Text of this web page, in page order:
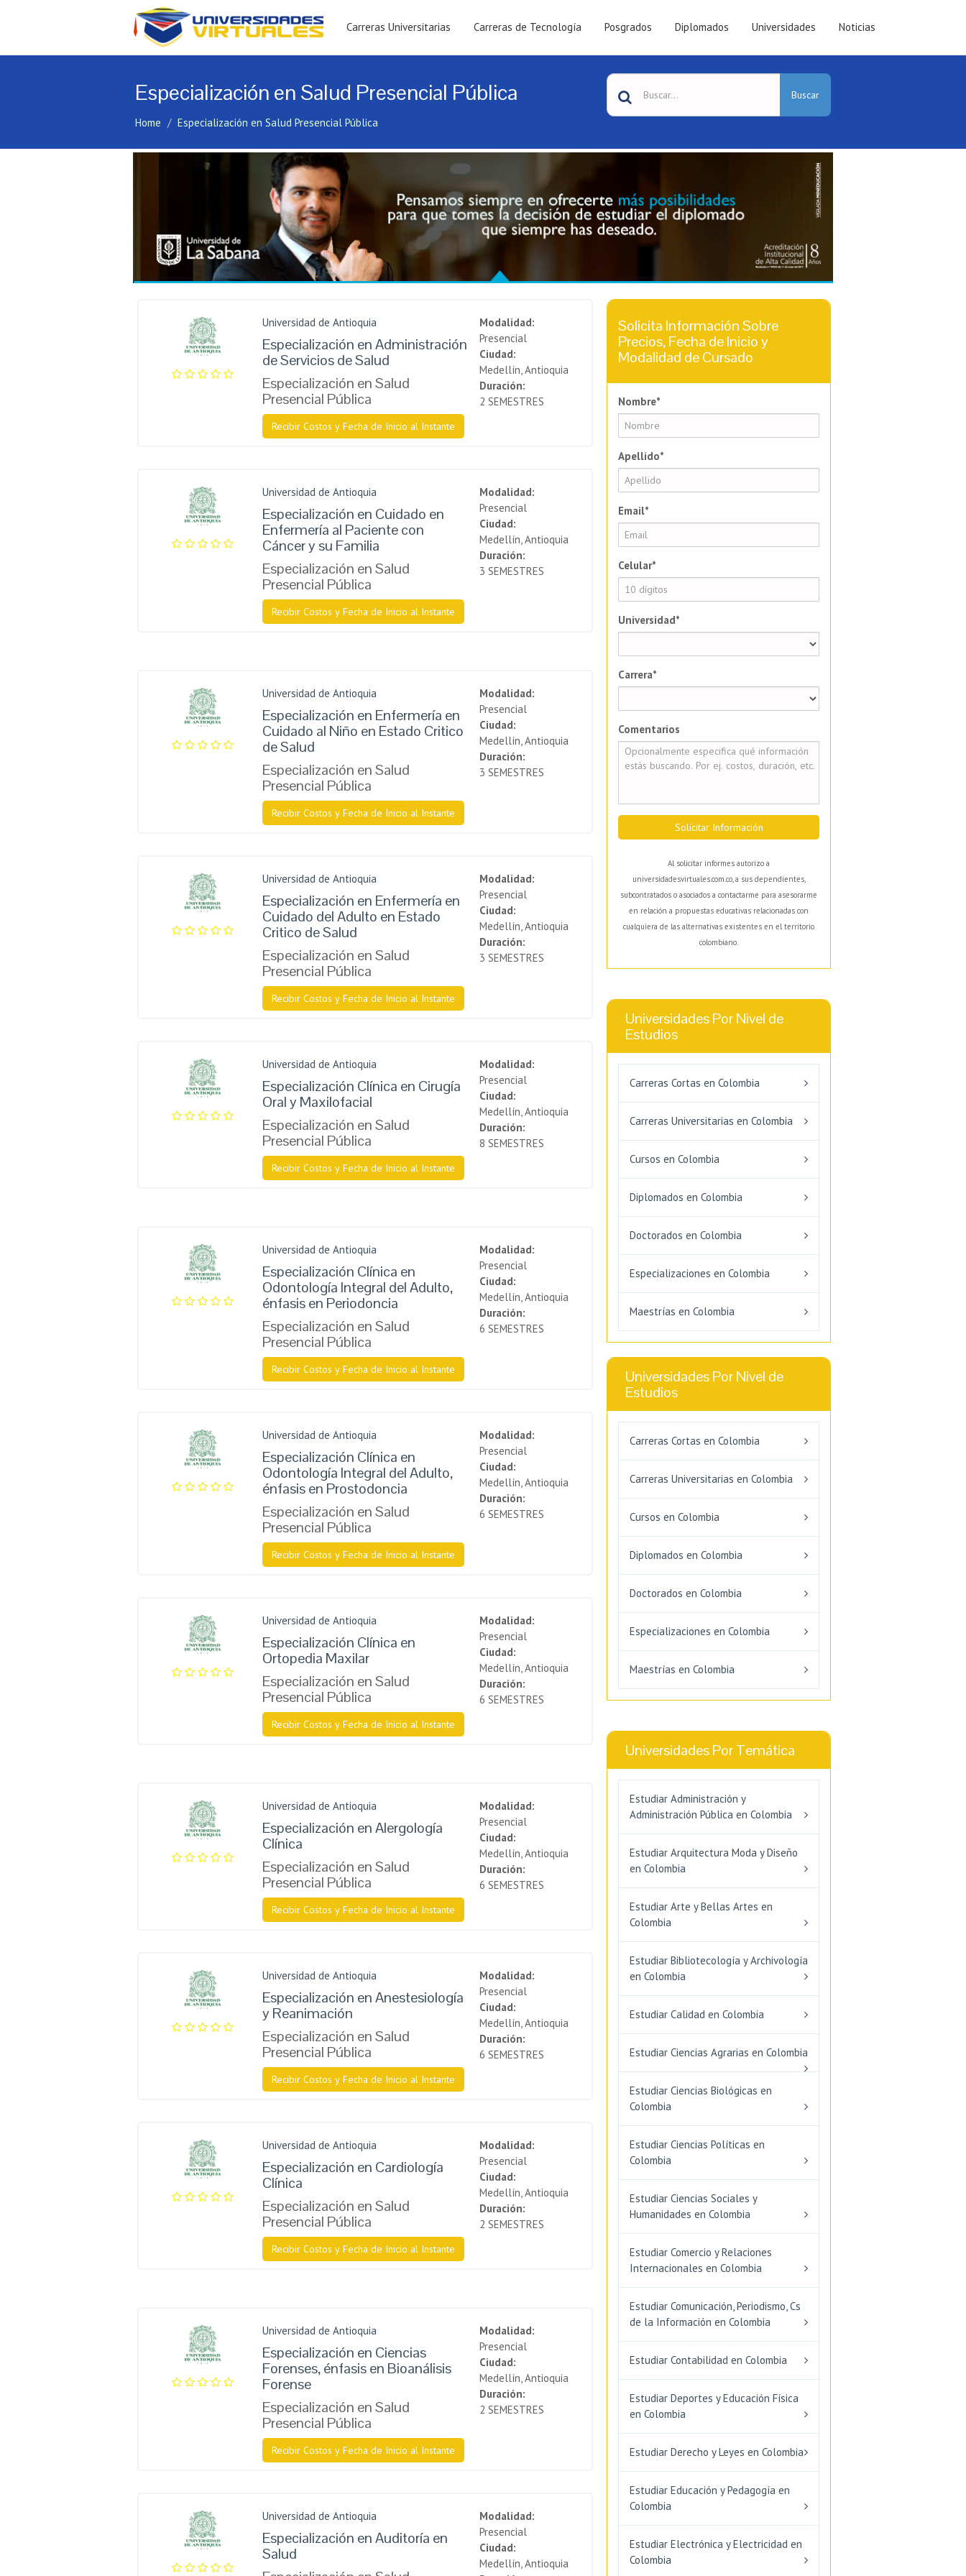
Carreras Universitarias Carreras de Tecnología Posgrados Diplomados Universidades Noticias
Especialización en Salud Presencial Pública
Home Especialización en Salud Presencial Pública
Buscar
Universidad de Antioquia
Especialización en Administración
de Servicios de Salud
Especialización en Salud
Presencial Pública
Recibir Costos y Fecha de Inicio al Instante
Modalidad:
Presencial
Ciudad:
Medellín, Antioquia
Duración:
2 SEMESTRES
Universidad de Antioquia
Especialización en Cuidado en
Enfermería al Paciente con
Cáncer y su Familia
Especialización en Salud
Presencial Pública
Recibir Costos y Fecha de Inicio al Instante
Modalidad:
Presencial
Ciudad:
Medellín, Antioquia
Duración:
3 SEMESTRES
Universidad de Antioquia
Especialización en Enfermería en
Cuidado al Niño en Estado Critico
de Salud
Especialización en Salud
Presencial Pública
Recibir Costos y Fecha de Inicio al Instante
Modalidad:
Presencial
Ciudad:
Medellín, Antioquia
Duración:
3 SEMESTRES
Universidad de Antioquia
Especialización en Enfermería en
Cuidado del Adulto en Estado
Critico de Salud
Especialización en Salud
Presencial Pública
Recibir Costos y Fecha de Inicio al Instante
Modalidad:
Presencial
Ciudad:
Medellín, Antioquia
Duración:
3 SEMESTRES
Universidad de Antioquia
Especialización Clínica en Cirugía
Oral y Maxilofacial
Especialización en Salud
Presencial Pública
Recibir Costos y Fecha de Inicio al Instante
Modalidad:
Presencial
Ciudad:
Medellín, Antioquia
Duración:
8 SEMESTRES
Universidad de Antioquia
Especialización Clínica en
Odontología Integral del Adulto,
énfasis en Periodoncia
Especialización en Salud
Presencial Pública
Recibir Costos y Fecha de Inicio al Instante
Modalidad:
Presencial
Ciudad:
Medellín, Antioquia
Duración:
6 SEMESTRES
Universidad de Antioquia
Especialización Clínica en
Odontología Integral del Adulto,
énfasis en Prostodoncia
Especialización en Salud
Presencial Pública
Recibir Costos y Fecha de Inicio al Instante
Modalidad:
Presencial
Ciudad:
Medellín, Antioquia
Duración:
6 SEMESTRES
Universidad de Antioquia
Especialización Clínica en
Ortopedia Maxilar
Especialización en Salud
Presencial Pública
Recibir Costos y Fecha de Inicio al Instante
Modalidad:
Presencial
Ciudad:
Medellín, Antioquia
Duración:
6 SEMESTRES
Universidad de Antioquia
Especialización en Alergología
Clínica
Especialización en Salud
Presencial Pública
Recibir Costos y Fecha de Inicio al Instante
Modalidad:
Presencial
Ciudad:
Medellín, Antioquia
Duración:
6 SEMESTRES
Universidad de Antioquia
Especialización en Anestesiología
y Reanimación
Especialización en Salud
Presencial Pública
Recibir Costos y Fecha de Inicio al Instante
Modalidad:
Presencial
Ciudad:
Medellín, Antioquia
Duración:
6 SEMESTRES
Universidad de Antioquia
Especialización en Cardiología
Clínica
Especialización en Salud
Presencial Pública
Recibir Costos y Fecha de Inicio al Instante
Modalidad:
Presencial
Ciudad:
Medellín, Antioquia
Duración:
2 SEMESTRES
Universidad de Antioquia
Especialización en Ciencias
Forenses, énfasis en Bioanálisis
Forense
Especialización en Salud
Presencial Pública
Recibir Costos y Fecha de Inicio al Instante
Modalidad:
Presencial
Ciudad:
Medellín, Antioquia
Duración:
2 SEMESTRES
Universidad de Antioquia
Especialización en Auditoría en
Salud
Modalidad:
Presencial
Ciudad:
Medellín, Antioquia
Solicita Información Sobre
Precios, Fecha de Inicio y
Modalidad de Cursado
Nombre*
Apellido*
Email*
Celular*
Universidad*
Carrera*
Comentarios
Solicitar Información
Al solicitar informes autorizo a
universidadesvirtuales.com.co, a sus dependientes,
subcontratados o asociados a contactarme para asesorarme
en relación a propuestas educativas relacionadas con
cualquiera de las alternativas existentes en el territorio
colombiano.
Universidades Por Nivel de
Estudios
Carreras Cortas en Colombia
Carreras Universitarias en Colombia
Cursos en Colombia
Diplomados en Colombia
Doctorados en Colombia
Especializaciones en Colombia
Maestrías en Colombia
Universidades Por Nivel de
Estudios
Carreras Cortas en Colombia
Carreras Universitarias en Colombia
Cursos en Colombia
Diplomados en Colombia
Doctorados en Colombia
Especializaciones en Colombia
Maestrías en Colombia
Universidades Por Temática
Estudiar Administración y
Administración Pública en Colombia
Estudiar Arquitectura Moda y Diseño
en Colombia
Estudiar Arte y Bellas Artes en
Colombia
Estudiar Bibliotecología y Archivología
en Colombia
Estudiar Calidad en Colombia
Estudiar Ciencias Agrarias en Colombia
Estudiar Ciencias Biológicas en
Colombia
Estudiar Ciencias Políticas en
Colombia
Estudiar Ciencias Sociales y
Humanidades en Colombia
Estudiar Comercio y Relaciones
Internacionales en Colombia
Estudiar Comunicación, Periodismo, Cs
de la Información en Colombia
Estudiar Contabilidad en Colombia
Estudiar Deportes y Educación Física
en Colombia
Estudiar Derecho y Leyes en Colombia
Estudiar Educación y Pedagogía en
Colombia
Estudiar Electrónica y Electricidad en
Colombia